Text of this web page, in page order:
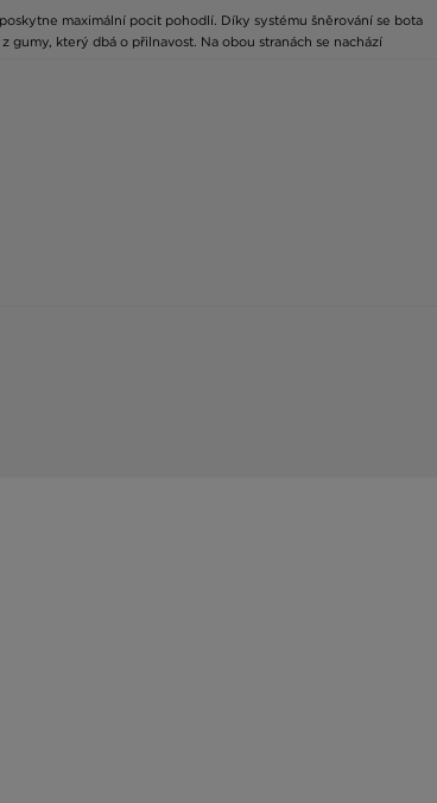
maximální pocit pohodlí. Díky systému šněrování se bota
který dbá o přilnavost. Na obou stranách se nachází